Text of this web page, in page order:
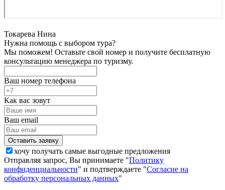
Токарева Нина
Нужна помощь с выбором тура?
Мы поможем! Оставьте свой номер и получите бесплатную
консультацию менеджера по туризму.
Ваш номер телефона
Как вас зовут
Ваш email
хочу получать самые выгодные предложения
Отправляя запрос, Вы принимаете "Политику
конфиденциальности" и подтверждаете "Согласие на
обработку персональных данных"